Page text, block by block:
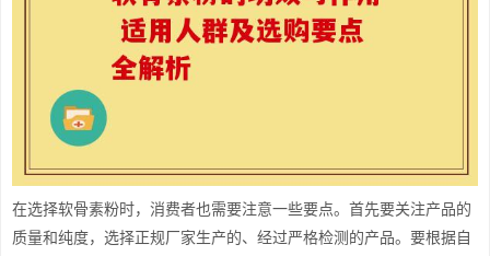
在选择软骨素粉时，消费者也需要注意一些要点。首先要关注产品的
质量和纯度，选择正规厂家生产的、经过严格检测的产品。要根据自